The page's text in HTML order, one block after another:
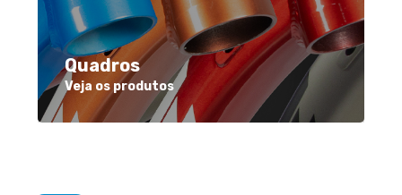
Quadros
Veja os produtos